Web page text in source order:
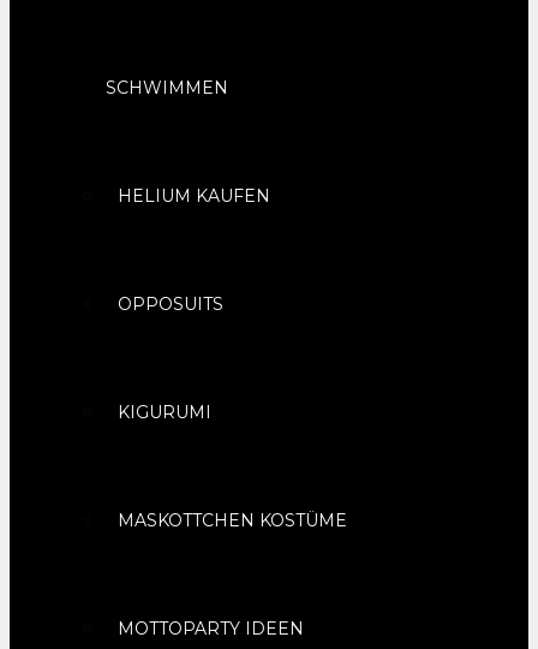
SCHWIMMEN
HELIUM KAUFEN
OPPOSUITS
KIGURUMI
MASKOTTCHEN KOSTÜME
MOTTOPARTY IDEEN